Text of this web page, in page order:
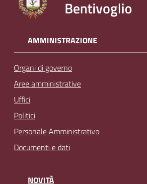
Bentivoglio
AMMINISTRAZIONE
Organi di governo
Aree amministrative
Uffici
Politici
Personale Amministrativo
Documenti e dati
NOVITÀ